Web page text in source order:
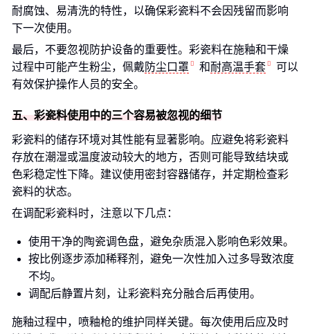
耐腐蚀、易清洗的特性，以确保彩瓷料不会因残留而影响
下一次使用。
最后，不要忽视防护设备的重要性。彩瓷料在施釉和干燥
过程中可能产生粉尘，佩戴 防尘口罩 和耐高温手套
可以
有效保护操作人员的安全。
五、彩瓷料使用中的三个容易被忽视的细节
彩瓷料的储存环境对其性能有显著影响。应避免将彩瓷料
存放在潮湿或温度波动较大的地方，否则可能导致结块或
色彩稳定性下降。建议使用密封容器储存，并定期检查彩
瓷料的状态。
在调配彩瓷料时，注意以下几点：
使用干净的陶瓷调色盘，避免杂质混入影响色彩效果。
按比例逐步添加稀释剂，避免一次性加入过多导致浓度
不均。
调配后静置片刻，让彩瓷料充分融合后再使用。
施釉过程中，喷釉枪的维护同样关键。每次使用后应及时